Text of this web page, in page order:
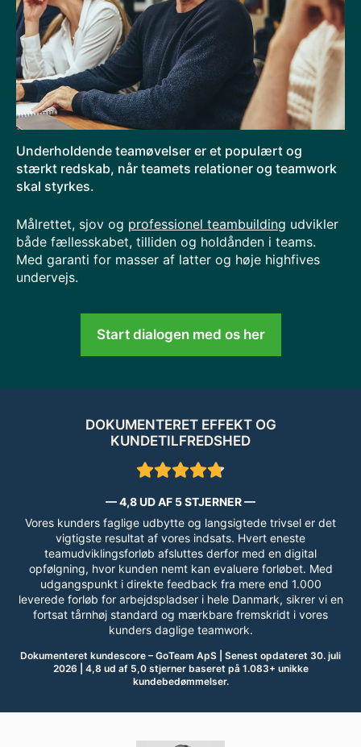
Underholdende teamøvelser er et populært og
stærkt redskab, når teamets relationer og teamwork
skal styrkes.
Målrettet, sjov og professionel teambuilding udvikler
både fællesskabet, tilliden og holdånden i teams.
Med garanti for masser af latter og høje highfives
undervejs.
Start dialogen med os her
DOKUMENTERET EFFEKT OG
KUNDETILFREDSHED
— 4,8 UD AF 5 STJERNER —
Vores kunders faglige udbytte og langsigtede trivsel er det
vigtigste resultat af vores indsats. Hvert eneste
teamudviklingsforløb afsluttes derfor med en digital
opfølgning, hvor kunden nemt kan evaluere forløbet. Med
udgangspunkt i direkte feedback fra mere end 1.000
leverede forløb for arbejdspladser i hele Danmark, sikrer vi en
fortsat tårnhøj standard og mærkbare fremskridt i vores
kunders daglige teamwork.
Dokumenteret kundescore – GoTeam ApS | Senest opdateret 30. juli
2026 | 4,8 ud af 5,0 stjerner baseret på 1.083+ unikke
kundebedømmelser.